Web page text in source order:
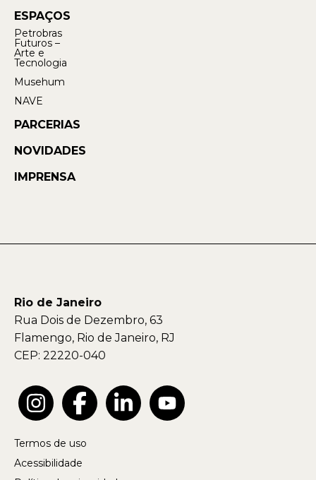
ESPAÇOS
Petrobras
Futuros –
Arte e
Tecnologia
Musehum
NAVE
PARCERIAS
NOVIDADES
IMPRENSA
Rio de Janeiro
Rua Dois de Dezembro, 63
Flamengo, Rio de Janeiro, RJ
CEP: 22220-040
Termos de uso
Acessibilidade